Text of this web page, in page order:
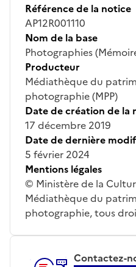
Référence de la notice
AP12R001110
Nom de la base
Photographies
Producteur
Médiathèque du
photographie (MPP)
Date de création de la
17 décembre 2019
Date de dernière
5 février 2024
Mentions légales
© Ministère de la
Médiathèque du
photographie, tous
Contactez-